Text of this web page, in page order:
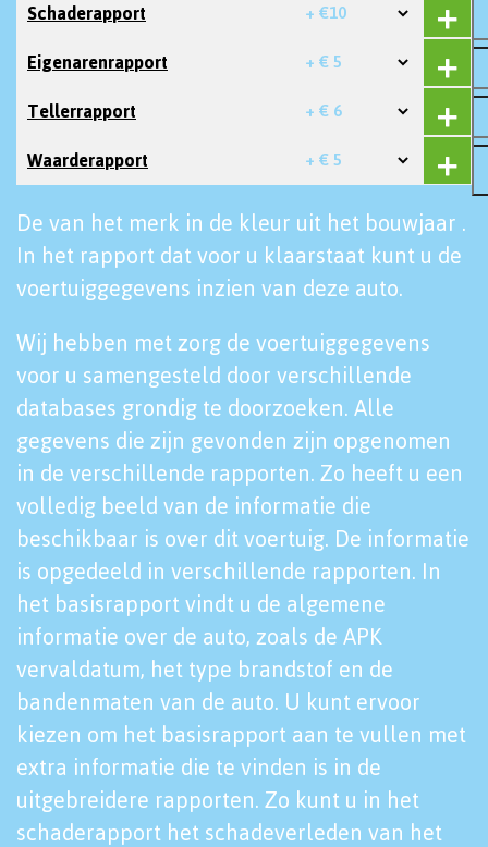
Schaderapport + €10
Eigenarenrapport + € 5
Tellerrapport + € 6
Waarderapport + € 5
De van het merk in de kleur uit het bouwjaar .
In het rapport dat voor u klaarstaat kunt u de
voertuiggegevens inzien van deze auto.
Wij hebben met zorg de voertuiggegevens
voor u samengesteld door verschillende
databases grondig te doorzoeken. Alle
gegevens die zijn gevonden zijn opgenomen
in de verschillende rapporten. Zo heeft u een
volledig beeld van de informatie die
beschikbaar is over dit voertuig. De informatie
is opgedeeld in verschillende rapporten. In
het basisrapport vindt u de algemene
informatie over de auto, zoals de APK
vervaldatum, het type brandstof en de
bandenmaten van de auto. U kunt ervoor
kiezen om het basisrapport aan te vullen met
extra informatie die te vinden is in de
uitgebreidere rapporten. Zo kunt u in het
schaderapport het schadeverleden van het